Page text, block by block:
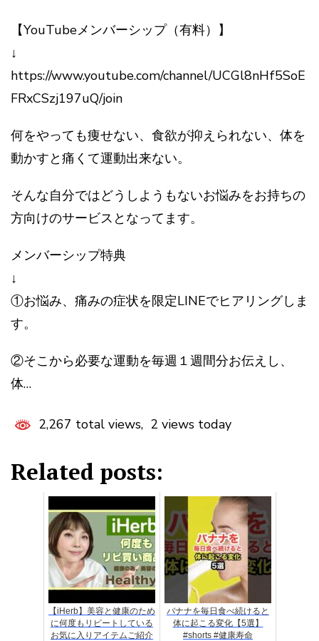
【YouTubeメンバーシップ（有料）】
↓
https://www.youtube.com/channel/UCGl8nHf5SoE
FRxCSzj197uQ/join
何をやっても痩せない、食欲が抑えられない、体を
動かすと痛くて運動出来ない。
そんな自分ではどうしようもないお悩みをお持ちの
方向けのサービスとなってます。
メンバーシップ特典
↓
①お悩み、痛みの症状を限定LINEでヒアリングしま
す。
②そこから必要な運動を毎週１週間分お伝えし、
体…
2,267 total views, 2 views today
Related posts:
【iHerb】美容と健康のため
に何度もリピートしている
お気に入りアイテムご紹介
バナナを毎日食べ続けると
体に起こる変化【5選】
#shorts #健康寿命